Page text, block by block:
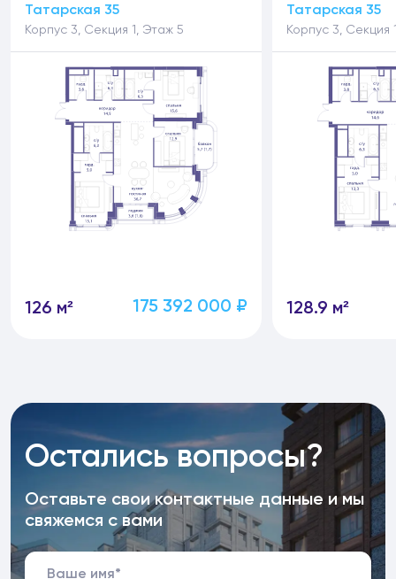
Татарская 35
Корпус 3, Секция 1, Этаж 5
126 м² 175 392 000 ₽
Татарская 35
Корпус 3, Секция
128.9 м²
Остались вопросы?
Оставьте свои контактные данные и мы
свяжемся с вами